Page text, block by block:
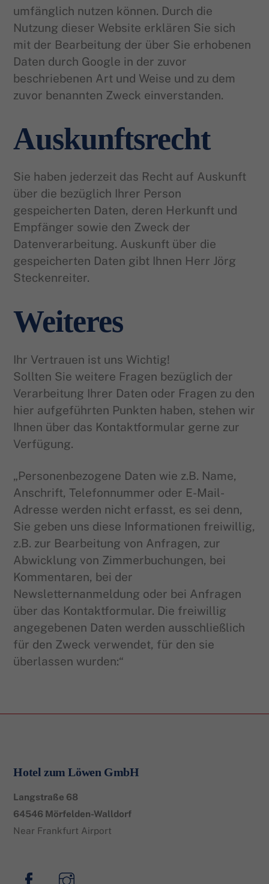
umfänglich nutzen können. Durch die
Nutzung dieser Website erklären Sie sich
mit der Bearbeitung der über Sie erhobenen
Daten durch Google in der zuvor
beschriebenen Art und Weise und zu dem
zuvor benannten Zweck einverstanden.
Auskunftsrecht
Sie haben jederzeit das Recht auf Auskunft
über die bezüglich Ihrer Person
gespeicherten Daten, deren Herkunft und
Empfänger sowie den Zweck der
Datenverarbeitung. Auskunft über die
gespeicherten Daten gibt Ihnen Herr Jörg
Steckenreiter.
Weiteres
Ihr Vertrauen ist uns Wichtig!
Sollten Sie weitere Fragen bezüglich der
Verarbeitung Ihrer Daten oder Fragen zu den
hier aufgeführten Punkten haben, stehen wir
Ihnen über das Kontaktformular gerne zur
Verfügung.
„Personenbezogene Daten wie z.B. Name,
Anschrift, Telefonnummer oder E-Mail-
Adresse werden nicht erfasst, es sei denn,
Sie geben uns diese Informationen freiwillig,
z.B. zur Bearbeitung von Anfragen, zur
Abwicklung von Zimmerbuchungen, bei
Kommentaren, bei der
Newsletternanmeldung oder bei Anfragen
über das Kontaktformular. Die freiwillig
angegebenen Daten werden ausschließlich
für den Zweck verwendet, für den sie
überlassen wurden:“
Hotel zum Löwen GmbH
Langstraße 68
64546 Mörfelden-Walldorf
Near Frankfurt Airport